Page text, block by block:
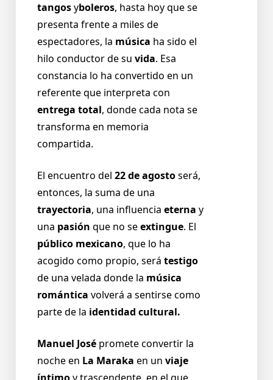
tangosyboleros, hasta hoy que se
presenta frente a miles de
espectadores, la música ha sido el
hilo conductor de su vida. Esa
constancia lo ha convertido en un
referente que interpreta con
entrega total, donde cada nota se
transforma en memoria
compartida.
El encuentro del 22 de agostoserá,
entonces, la suma de una
trayectoria, una influencia eterna y
una pasión que no seextingue. El
público mexicano, que lo ha
acogido como propio, será testigo
de una velada donde la música
romántica volverá a sentirse como
parte de la identidad cultural.
Manuel José promete convertir la
noche en La Maraka en un viaje